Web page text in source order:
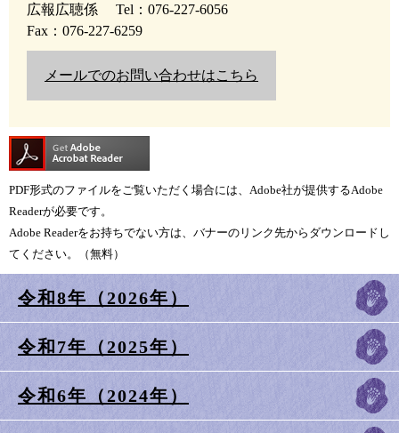
広報広聴係
Tel：076-227-6056
Fax：076-227-6259
メールでのお問い合わせはこちら
PDF形式のファイルをご覧いただく場合には、Adobe社が提供するAdobe
Readerが必要です。
Adobe Readerをお持ちでない方は、バナーのリンク先からダウンロードし
てください。（無料）
令和8年（2026年）
令和7年（2025年）
令和6年（2024年）